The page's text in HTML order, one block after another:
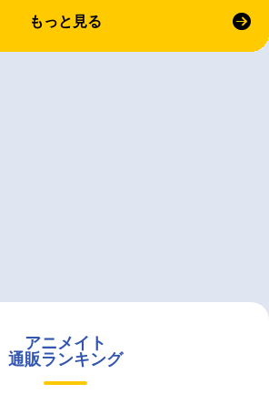
もっと見る
アニメイト
通販ランキング